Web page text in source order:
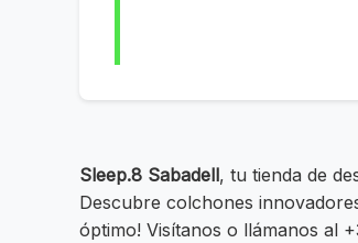
Sleep.8 Sabadell, tu tienda de
Descubre colchones
óptimo! Visítanos o llámanos al